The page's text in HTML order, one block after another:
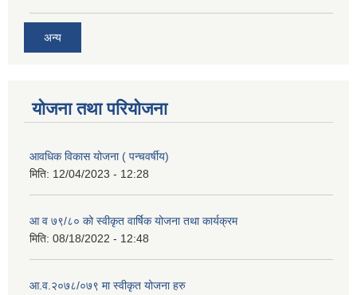
अन्य
योजना तथा परियोजना
आवधिक विकास योजना ( पन्चवर्षीय)
मिति: 12/04/2023 - 12:28
आ व ७९/८० को स्वीकृत वार्षिक योजना तथा कार्यक्रम
मिति: 08/18/2022 - 12:48
आ.व.२०७८/०७९ मा स्वीकृत योजना हरु